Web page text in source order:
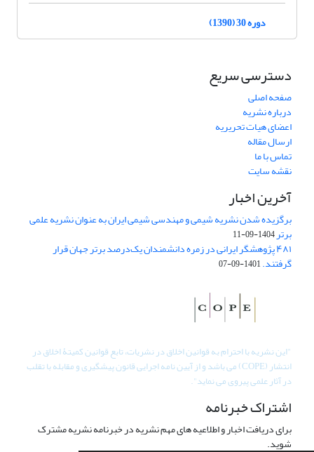
دوره 30 (1390)
دسترسی سریع
صفحه اصلی
درباره نشریه
اعضای هیات تحریریه
ارسال مقاله
تماس با ما
نقشه سایت
آخرین اخبار
برگزیده شدن نشریه شیمی و مهندسی شیمی ایران به عنوان نشریه علمی
برتر1404-09-11
۴۸۱ پژوهشگر ایرانی در زمره دانشمندان یک‌درصد برتر جهان قرار
گرفتند.1401-09-07
"این نشریه با احترام به قوانین اخلاق در نشریات، تابع قوانین کمیتۀ اخلاق در
انتشار (COPE) می باشد و از آیین نامه اجرایی قانون پیشگیری و مقابله با تقلب
در آثار علمی پیروی می نماید".
اشتراک خبرنامه
برای دریافت اخبار و اطلاعیه های مهم نشریه در خبرنامه نشریه مشترک
شوید.